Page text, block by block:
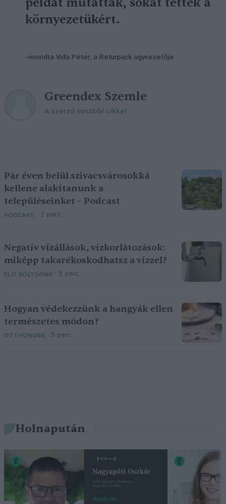
környezetükért.
–mondta Vida Péter, a Returpack ügyvezetője
Greendex Szemle
A szerző további cikkei
Pár éven belül szivacsvárosokká
kellene alakítanunk a
településeinket – Podcast
PODCAST 2 perc
Negatív vízállások, vízkorlátozások:
miképp takarékoskodhatsz a vízzel?
ÉLŐ BOLYGÓNK 5 perc
Hogyan védekezzünk a hangyák ellen
természetes módon?
OTTHONUNK 5 perc
Holnapután